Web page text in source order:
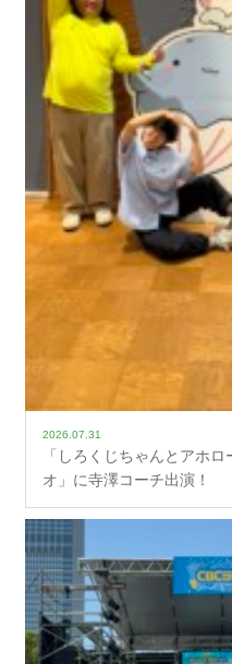
2026.07.31
「しろくじちゃんとアホ
オ」に寺澤コーチ出演！